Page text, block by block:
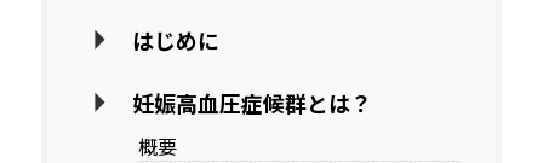
はじめに
妊娠高血圧症候群とは？
概要